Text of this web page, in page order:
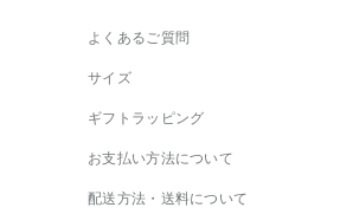
よくあるご質問
サイズ
ギフトラッピング
お支払い方法について
配送方法・送料について